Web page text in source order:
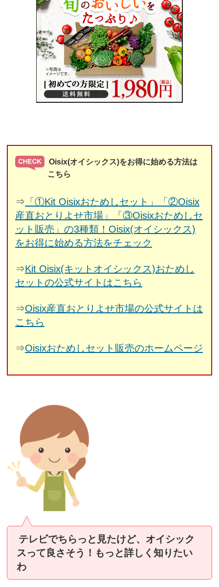
Oisix(オイシックス)をお得に始める方法は
こちら
⇒ 「①Kit Oisixおためしセット」「②Oisix
産直おとりよせ市場」「③Oisixおためしセ
ット販売」の3種類！Oisix(オイシックス)
をお得に始める方法をチェック
⇒Kit Oisix(キットオイシックス)おためし
セットの公式サイトはこちら
⇒Oisix産直おとりよせ市場の公式サイトは
こちら
⇒Oisixおためしセット販売のホームページ
テレビでちらっと見たけど、オイシック
スって良さそう！もっと詳しく知りたい
わ